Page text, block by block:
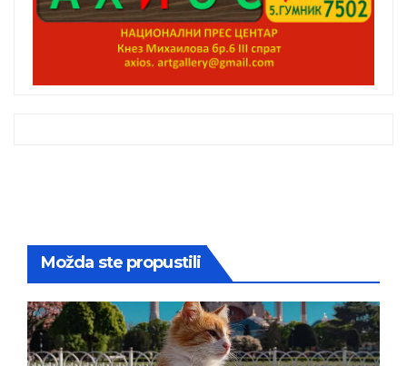
Možda ste propustili